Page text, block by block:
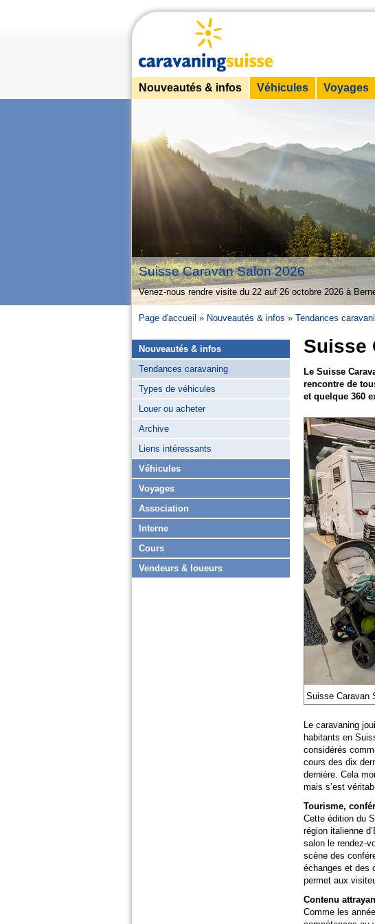
Nouveautés & infos Véhicules Voyages
Suisse Caravan Salon 2026
Venez-nous rendre visite du 22 auf 26 octobre 2026 à
Page d'accueil Nouveautés & infos Tendances
Nouveautés & infos
Tendances caravaning
Types de véhicules
Louer ou acheter
Archive
Liens intéressants
Véhicules
Voyages
Association
Interne
Cours
Vendeurs & loueurs
Suisse
Le Suisse
rencontre de
et quelque 360
Suisse Caravan
Le caravaning
habitants en
considérés
cours des dix
dernière. Cela
mais s’est
Tourisme,
Cette édition du
région italienne
salon le rendez-
scène des
échanges et des
permet aux
Contenu
Comme les